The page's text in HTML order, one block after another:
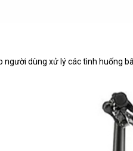
dùng xử lý các tình huống